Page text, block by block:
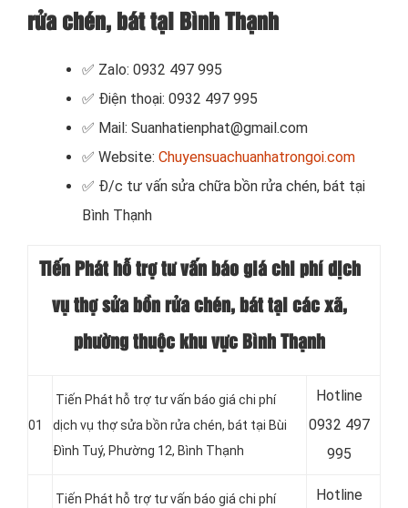
rửa chén, bát tại Bình Thạnh
✅ Zalo: 0932 497 995
✅ Điện thoại: 0932 497 995
✅ Mail: Suanhatienphat@gmail.com
✅ Website: Chuyensuachuanhatrongoi.com
✅ Đ/c tư vấn sửa chữa bồn rửa chén, bát tại
Bình Thạnh
Tiến Phát hỗ trợ tư vấn báo giá chi phí dịch
vụ thợ sửa bồn rửa chén, bát tại các xã,
phường thuộc khu vực Bình Thạnh
01
Tiến Phát hỗ trợ tư vấn báo giá chi phí
dịch vụ thợ sửa bồn rửa chén, bát tại Bùi
Đình Tuý, Phường 12, Bình Thạnh
Hotline
0932 497
995
Tiến Phát hỗ trợ tư vấn báo giá chi phí
Hotline